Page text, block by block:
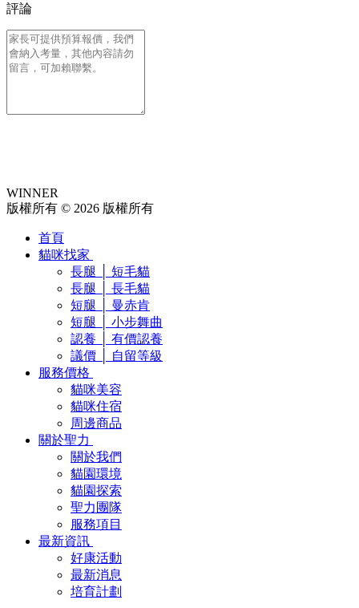
評論
WINNER
版權所有 © 2026 版權所有
首頁
貓咪找家
長腿 │ 短毛貓
長腿 │ 長毛貓
短腿 │ 曼赤肯
短腿 │ 小步舞曲
認養 │ 有價認養
議價 │ 自留等級
服務價格
貓咪美容
貓咪住宿
周邊商品
關於聖力
關於我們
貓園環境
貓園探索
聖力團隊
服務項目
最新資訊
好康活動
最新消息
培育計劃